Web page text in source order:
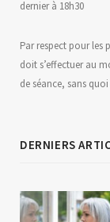
dernier à 18h30
Par respect pour les
doit s’effectuer au
de séance, sans
DERNIERS